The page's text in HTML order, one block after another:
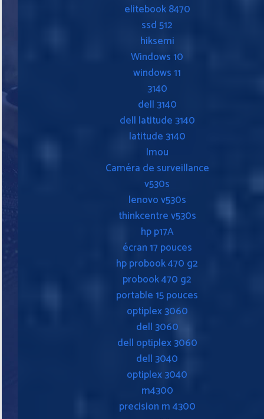
elitebook 8470
ssd 512
hiksemi
Windows 10
windows 11
3140
dell 3140
dell latitude 3140
latitude 3140
Imou
Caméra de surveillance
v530s
lenovo v530s
thinkcentre v530s
hp p17A
écran 17 pouces
hp probook 470 g2
probook 470 g2
portable 15 pouces
optiplex 3060
dell 3060
dell optiplex 3060
dell 3040
optiplex 3040
m4300
precision m 4300